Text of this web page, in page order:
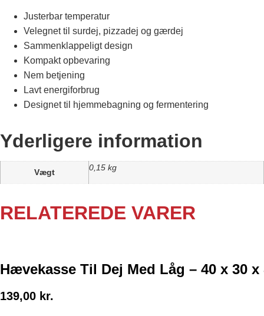
Justerbar temperatur
Velegnet til surdej, pizzadej og gærdej
Sammenklappeligt design
Kompakt opbevaring
Nem betjening
Lavt energiforbrug
Designet til hjemmebagning og fermentering
Yderligere information
Vægt 0,15 kg
RELATEREDE VARER
Hævekasse Til Dej Med Låg – 40 x 30 x
139,00 kr.